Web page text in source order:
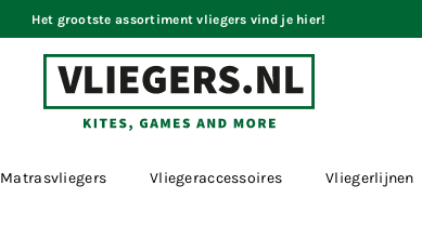
Het grootste assortiment vliegers vind je hier!
Matrasvliegers Vliegeraccessoires Vliegerlijnen